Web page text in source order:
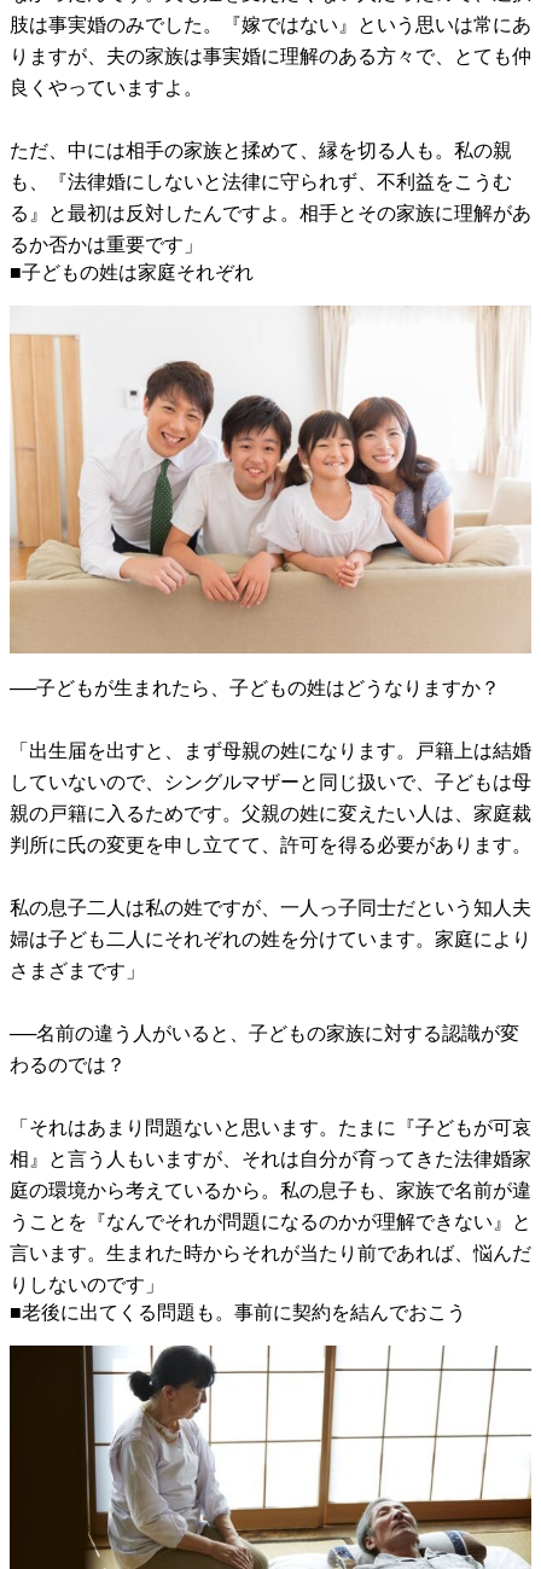
肢は事実婚のみでした。『嫁ではない』という思いは常にあ
りますが、夫の家族は事実婚に理解のある方々で、とても仲
良くやっていますよ。
ただ、中には相手の家族と揉めて、縁を切る人も。私の親
も、『法律婚にしないと法律に守られず、不利益をこうむ
る』と最初は反対したんですよ。相手とその家族に理解があ
るか否かは重要です」
■子どもの姓は家庭それぞれ
──子どもが生まれたら、子どもの姓はどうなりますか？
「出生届を出すと、まず母親の姓になります。戸籍上は結婚
していないので、シングルマザーと同じ扱いで、子どもは母
親の戸籍に入るためです。父親の姓に変えたい人は、家庭裁
判所に氏の変更を申し立てて、許可を得る必要があります。
私の息子二人は私の姓ですが、一人っ子同士だという知人夫
婦は子ども二人にそれぞれの姓を分けています。家庭により
さまざまです」
──名前の違う人がいると、子どもの家族に対する認識が変
わるのでは？
「それはあまり問題ないと思います。たまに『子どもが可哀
相』と言う人もいますが、それは自分が育ってきた法律婚家
庭の環境から考えているから。私の息子も、家族で名前が違
うことを『なんでそれが問題になるのかが理解できない』と
言います。生まれた時からそれが当たり前であれば、悩んだ
りしないのです」
■老後に出てくる問題も。事前に契約を結んでおこう